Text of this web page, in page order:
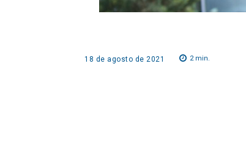
18 de agosto de 2021 2min.